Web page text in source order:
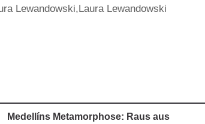
Lewandowski,Laura Lewandowski
Medellíns Metamorphose: Raus aus